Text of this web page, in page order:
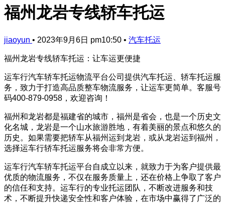
福州龙岩专线轿车托运
jiaoyun • 2023年9月6日 pm10:50 • 汽车托运
福州龙岩专线轿车托运：让车运更便捷
运车行汽车轿车托运物流平台公司提供汽车托运、轿车托运服
务，致力于打造高品质整车物流服务，让运车更简单。客服号
码400-879-0958，欢迎咨询！
福州和龙岩都是福建省的城市，福州是省会，也是一个历史文
化名城，龙岩是一个山水旅游胜地，有着美丽的景点和悠久的
历史。如果需要把轿车从福州运到龙岩，或从龙岩运到福州，
选择运车行轿车托运服务将会非常方便。
运车行汽车轿车托运平台自成立以来，就致力于为客户提供最
优质的物流服务，不仅在服务质量上，还在价格上争取了客户
的信任和支持。运车行的专业托运团队，不断改进服务和技
术，不断提升快递安全性和客户体验，在市场中赢得了广泛的